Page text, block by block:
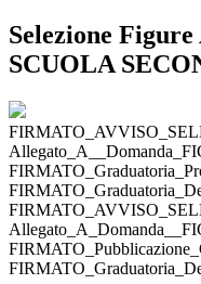
Selezione
SCUOLA